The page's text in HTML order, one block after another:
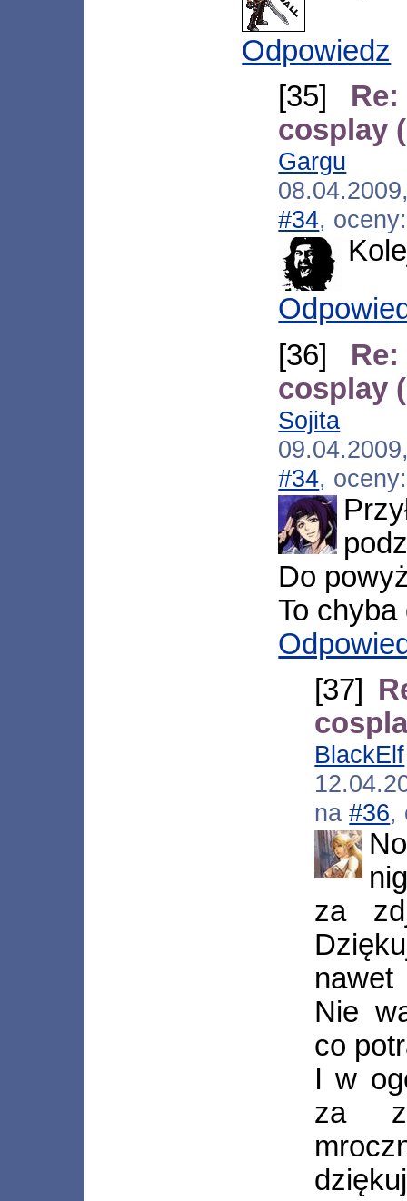
Odpowiedz
[35]
cosplay
Gargu
#34,
[36]
cosplay
Sojita
#34,
Do
To
[37]
BlackElf
na#36,
za
Nie
co
I w
za